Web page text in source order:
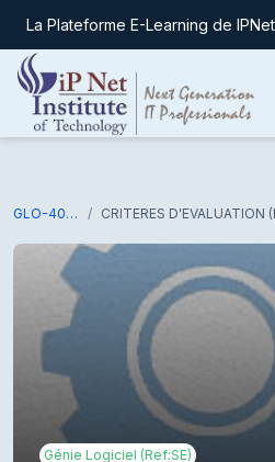
Passer au contenu principal
La Plateforme E-Learning de
GLO-4002
Génie Logiciel (Ref:SE)